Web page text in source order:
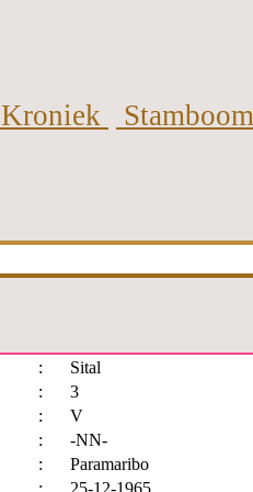
Kroniek Stamboom
:
Sital
:
3
:
V
:
-NN-
:
Paramaribo
:
25-12-1965